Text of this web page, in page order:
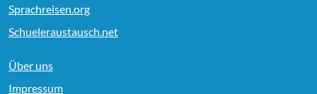
Sprachreisen.org
Schueleraustausch.net
Über uns
Impressum